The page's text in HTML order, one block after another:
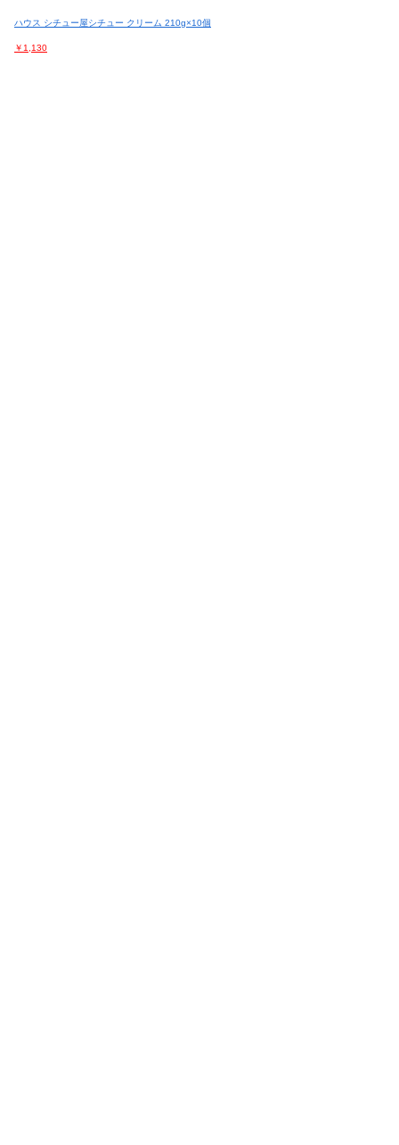
ハウス シチュー屋シチュー クリーム 210g×10個
￥1,130